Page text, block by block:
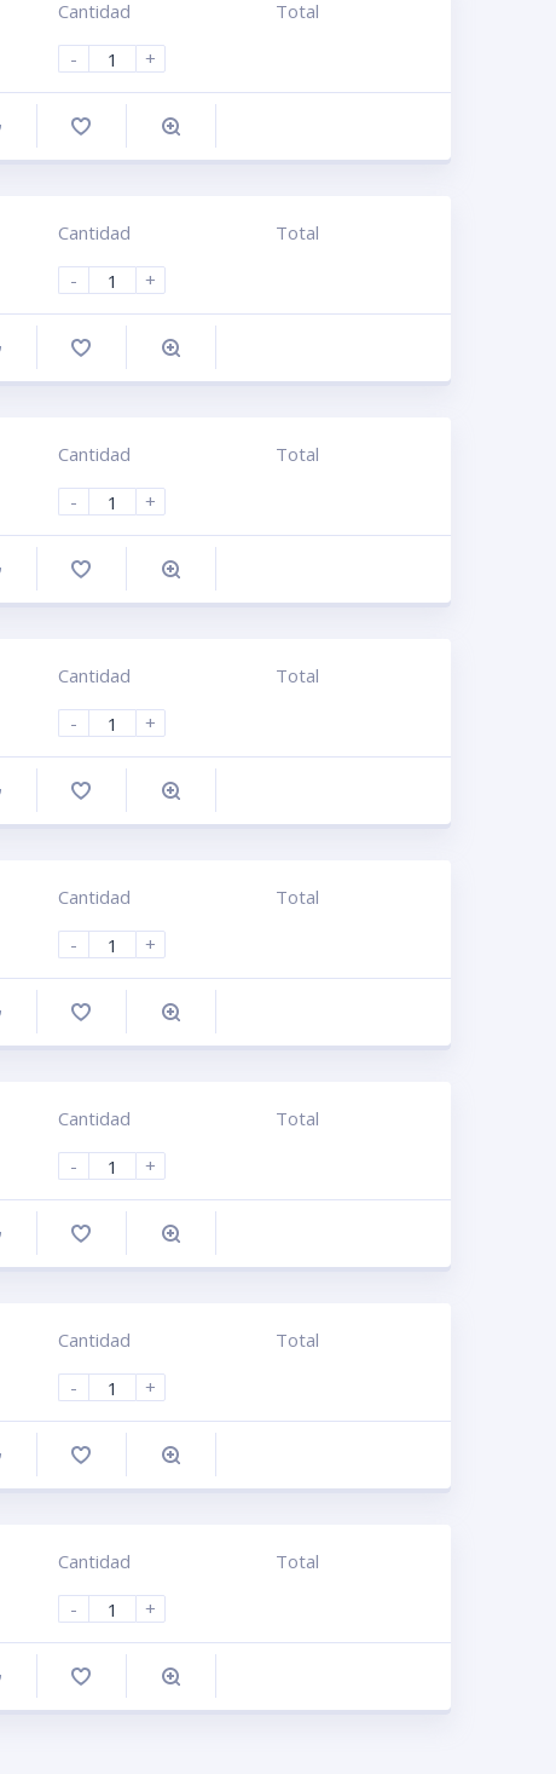
Cantidad
-
+
Total
Comprar
Cantidad
-
+
Total
Comprar
Cantidad
-
+
Total
Comprar
Cantidad
-
+
Total
Comprar
Cantidad
-
+
Total
Comprar
Cantidad
-
+
Total
Comprar
Cantidad
-
+
Total
Comprar
Cantidad
-
+
Total
Comprar